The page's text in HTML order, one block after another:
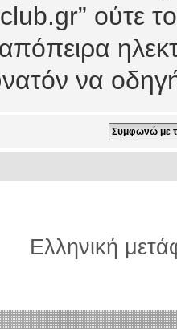
ούτε
να
Ελληνική